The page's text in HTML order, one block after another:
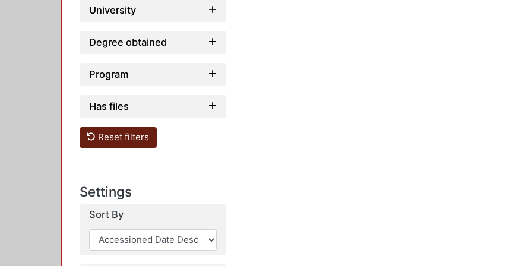
University
Degree obtained
Program
Has files
Reset filters
Settings
Sort By